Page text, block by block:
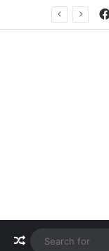
Random Article